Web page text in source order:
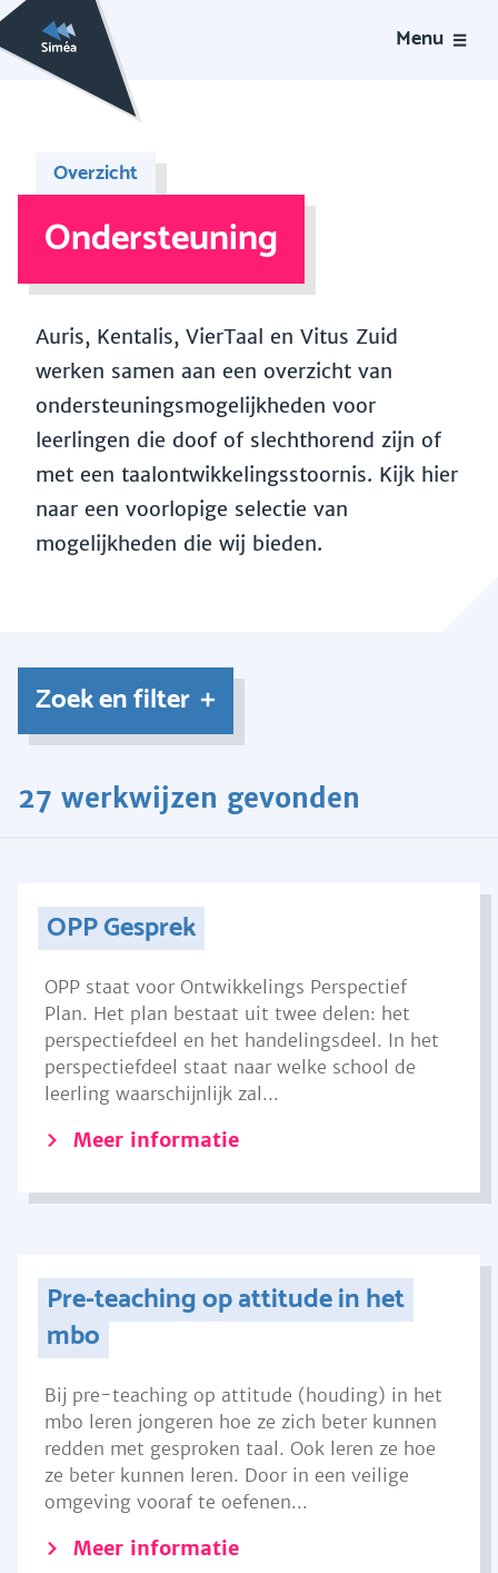
Menu
Overzicht
Ondersteuning
Auris, Kentalis, VierTaal en Vitus Zuid
werken samen aan een overzicht van
ondersteuningsmogelijkheden voor
leerlingen die doof of slechthorend zijn of
met een taalontwikkelingsstoornis. Kijk hier
naar een voorlopige selectie van
mogelijkheden die wij bieden.
Zoek en filter
27 werkwijzen gevonden
OPP Gesprek
OPP staat voor Ontwikkelings Perspectief
Plan. Het plan bestaat uit twee delen: het
perspectiefdeel en het handelingsdeel. In het
perspectiefdeel staat naar welke school de
leerling waarschijnlijk zal...
Meer informatie
Pre-teaching op attitude in het
mbo
Bij pre-teaching op attitude (houding) in het
mbo leren jongeren hoe ze zich beter kunnen
redden met gesproken taal. Ook leren ze hoe
ze beter kunnen leren. Door in een veilige
omgeving vooraf te oefenen...
Meer informatie